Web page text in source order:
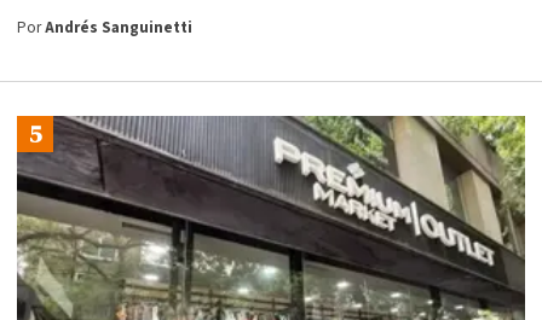
PorAndrés Sanguinetti